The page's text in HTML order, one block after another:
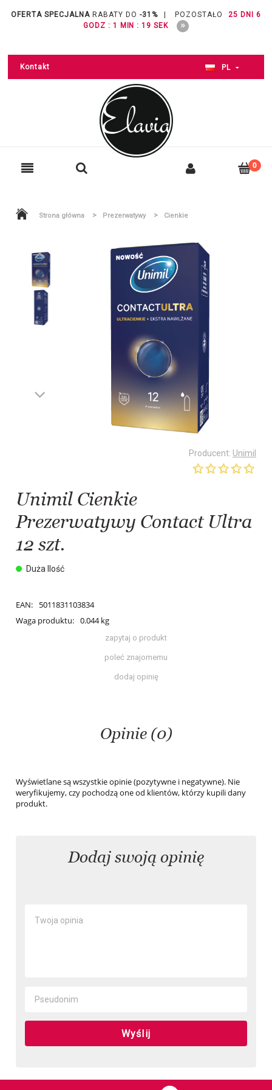
OFERTA SPECJALNA RABATY DO -31% POZOSTAŁO
25 DNI 6
GODZ : 1 MIN : 19 SEK
Kontakt PL
Strona główna > Prezerwatywy > Cienkie
Producent: Unimil
Unimil Cienkie
Prezerwatywy Contact Ultra
12 szt.
Duża Ilość
EAN:
5011831103834
Waga produktu: 0.044 kg
zapytaj o produkt
poleć znajomemu
dodaj opinię
Opinie (0)
Wyświetlane są wszystkie opinie (pozytywne i negatywne). Nie
weryfikujemy, czy pochodzą one od klientów, którzy kupili dany
produkt.
Dodaj swoją opinię
Wyślij